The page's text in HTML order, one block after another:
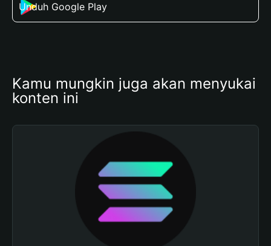
Unduh Google Play
Kamu mungkin juga akan menyukai
konten ini